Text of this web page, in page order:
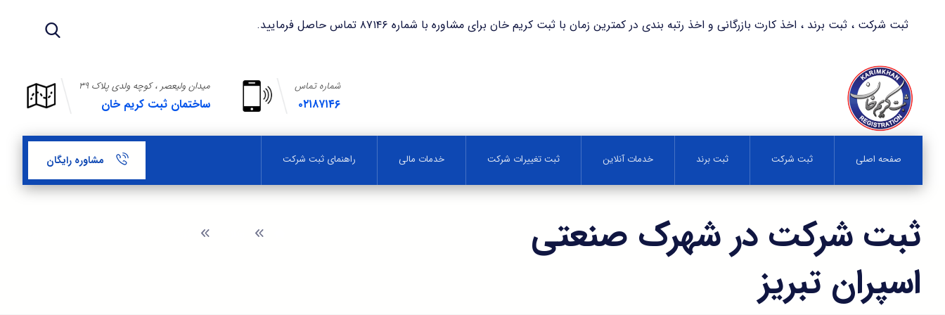
ثبت شرکت ، ثبت برند ، اخذ کارت بازرگانی و اخذ رتبه بندی در کمترین زمان با ثبت کریم خان برای مشاوره با شماره ۸۷۱۴۶ تماس حاصل فرمایید.
میدان ولیعصر ، کوچه ولدی پلاک ۳۹
ساختمان ثبت کریم خان
شماره تماس
۰۲۱۸۷۱۴۶
صفحه اصلی ثبت شرکت ثبت برند خدمات آنلاین ثبت تغییرات شرکت خدمات مالی راهنمای ثبت شرکت مشاوره رایگان
ثبت شرکت در شهرک صنعتی
اسپران تبريز